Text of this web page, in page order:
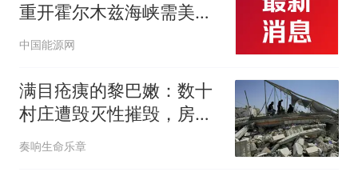
重开霍尔木兹海峡需美国
满足5个条件！全球最大
中国能源网
满目疮痍的黎巴嫩：数十
村庄遭毁灭性摧毁，房屋
医院水库片瓦不存
奏响生命乐章